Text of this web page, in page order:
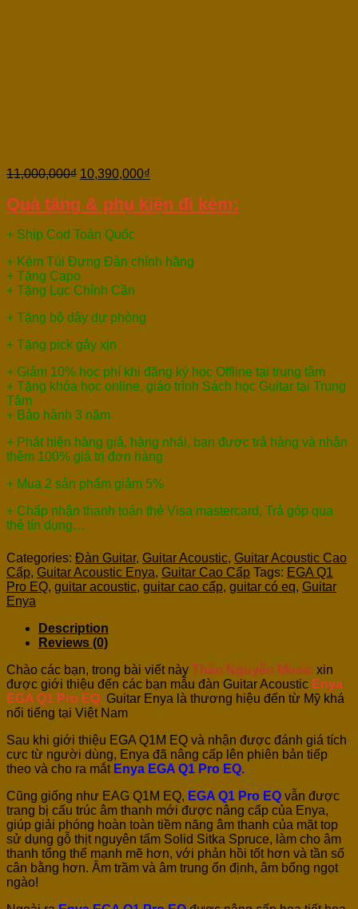
11,000,000₫ 10,390,000₫
Quà tặng & phụ kiện đi kèm:
+ Ship Cod Toàn Quốc
+ Kèm Túi Đựng Đàn chính hãng
+ Tặng Capo
+ Tặng Lục Chỉnh Cần
+ Tặng bộ dây dự phòng
+ Tặng pick gảy xịn
+ Giảm 10% học phí khi đăng ký học Offline tại trung tâm
+ Tặng khóa học online, giáo trình Sách học Guitar tại Trung
Tâm
+ Bảo hành 3 năm
+ Phát hiện hàng giả, hàng nhái, bạn được trả hàng và nhận
thêm 100% giá trị đơn hàng
+ Mua 2 sản phẩm giảm 5%
+ Chấp nhận thanh toán thẻ Visa mastercard, Trả góp qua
thẻ tín dụng…
Categories: Đàn Guitar, Guitar Acoustic, Guitar Acoustic Cao
Cấp, Guitar Acoustic Enya, Guitar Cao Cấp Tags: EGA Q1
Pro EQ, guitar acoustic, guitar cao cấp, guitar có eq, Guitar
Enya
Description
Reviews (0)
Chào các bạn, trong bài viết này Thân Nguyễn Music xin
được giới thiệu đến các bạn mẫu đàn Guitar Acoustic Enya
EGA Q1 Pro EQ, Guitar Enya là thương hiệu đến từ Mỹ khá
nổi tiếng tại Việt Nam
Sau khi giới thiệu EGA Q1M EQ và nhận được đánh giá tích
cực từ người dùng, Enya đã nâng cấp lên phiên bản tiếp
theo và cho ra mắt Enya EGA Q1 Pro EQ.
Cũng giống như EAG Q1M EQ, EGA Q1 Pro EQ vẫn được
trang bị cấu trúc âm thanh mới được nâng cấp của Enya,
giúp giải phóng hoàn toàn tiềm năng âm thanh của mặt top
sử dụng gỗ thịt nguyên tấm Solid Sitka Spruce, làm cho âm
thanh tổng thể mạnh mẽ hơn, với phản hồi tốt hơn và tần số
cân bằng hơn. Âm trầm và âm trung ổn định, âm bổng ngọt
ngào!